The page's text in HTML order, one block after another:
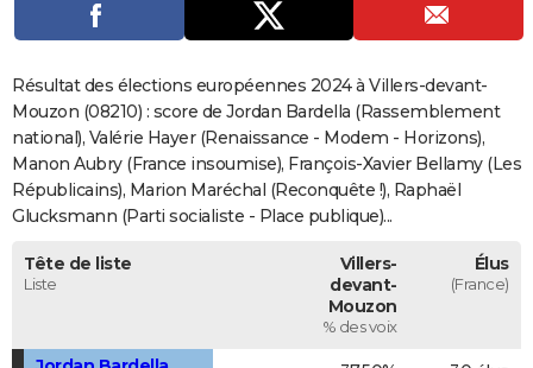
COPAINS D'AVANT
AVIS DE DÉCÈS
FORUM
Bricolage
Lifestyle
Culture
Sport
Auto
Television
Voyage
Cinema
Résultat des élections européennes 2024 à Villers-devant-
Mouzon (08210) : score de Jordan Bardella (Rassemblement
national), Valérie Hayer (Renaissance - Modem - Horizons),
Manon Aubry (France insoumise), François-Xavier Bellamy (Les
Républicains), Marion Maréchal (Reconquête !), Raphaël
Glucksmann (Parti socialiste - Place publique)...
Tête de liste
Liste
Villers-
devant-
Mouzon
% des voix
Élus
(France)